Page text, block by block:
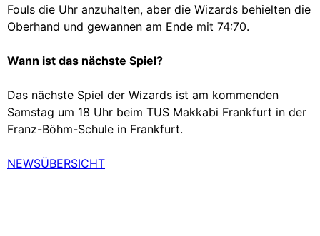
Fouls die Uhr anzuhalten, aber die Wizards behielten die
Oberhand und gewannen am Ende mit 74:70.
Wann ist das nächste Spiel?
Das nächste Spiel der Wizards ist am kommenden
Samstag um 18 Uhr beim TUS Makkabi Frankfurt in der
Franz-Böhm-Schule in Frankfurt.
NEWSÜBERSICHT